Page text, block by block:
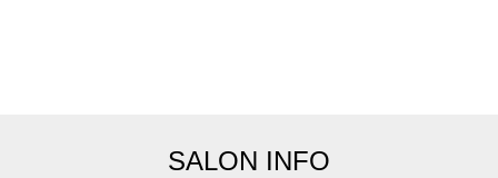
SALON INFO